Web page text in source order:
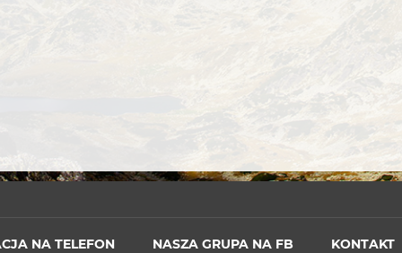
NA TELEFON NASZA GRUPA NA FB KONTAKT